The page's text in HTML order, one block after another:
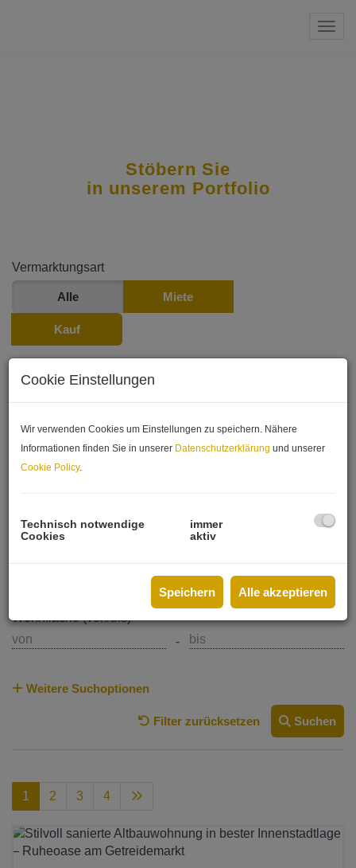
Stöbern Sie
in unserem Portfolio
Vermarktungsart
Alle Miete
Kauf
Objektart
-
Wohnfläche (von/bis)
-
Weitere Suchoptionen
Filter zurücksetzen Suchen
1 2 3 4
Cookie Einstellungen
Wir verwenden Cookies um Einstellungen zu speichern. Nähere
Informationen finden Sie in unserer Datenschutzerklärung und unserer
Cookie Policy.
Technisch notwendige
Cookies
immer
aktiv
Speichern Alle akzeptieren